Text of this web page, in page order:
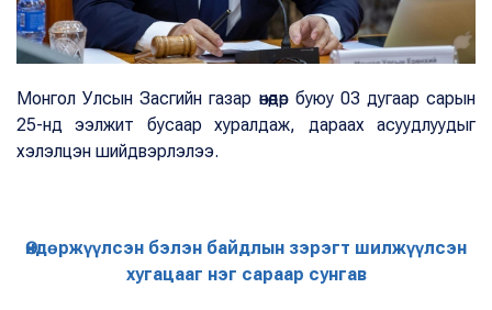
Монгол Улсын Засгийн газар өнөөдөр буюу 03 дугаар сарын
25-нд ээлжит бусаар хуралдаж, дараах асуудлуудыг
хэлэлцэн шийдвэрлэлээ.
Өндөржүүлсэн бэлэн байдлын зэрэгт шилжүүлсэн
хугацааг нэг сараар сунгав